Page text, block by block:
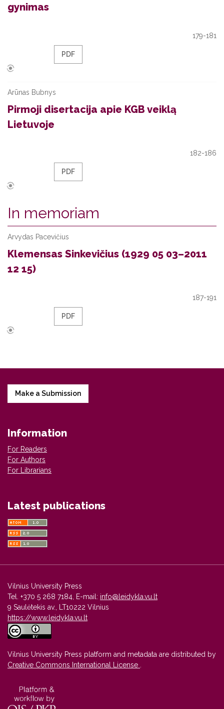
gynimas
179-181
PDF
Arūnas Bubnys
Pirmoji disertacija apie KGB veiklą
Lietuvoje
182-186
PDF
In memoriam
Arvydas Pacevičius
Klemensas Sinkevičius (1929 05 03–2011
12 15)
187-191
PDF
Make a Submission
Information
For Readers
For Authors
For Librarians
Latest publications
Vilnius University Press
Tel. +370 5 268 7184, E-mail: info@leidykla.vu.lt
9 Saulėtekis av., LT10222 Vilnius
https://www.leidykla.vu.lt
Vilnius University Press platform and metadata are distributed by
Creative Commons International License